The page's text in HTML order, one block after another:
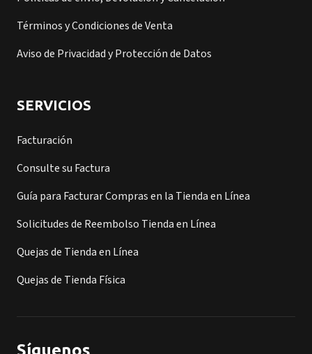
Términos y Condiciones de Venta
Aviso de Privacidad y Protección de Datos
SERVICIOS
Facturación
Consulte su Factura
Guía para Facturar Compras en la Tienda en Línea
Solicitudes de Reembolso Tienda en Línea
Quejas de Tienda en Línea
Quejas de Tienda Física
Síguenos